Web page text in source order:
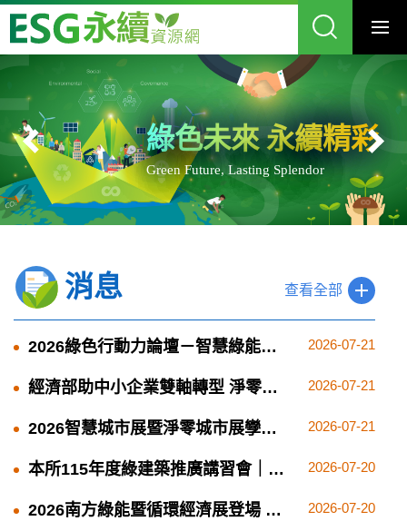
ESG
永
跳
到
塊
綠色未來 永續精彩
Green Future, Lasting Splendor
聯合國永續發展目標 SDGs
上市櫃公司永續金融
經濟部推動2050淨零排放
淨零排放輔導、淨零案例、企業淨零手冊
製造業碳盤查、淨零、節能
企業減碳一起來、共創美好的未來
CBMA碳邊境調整機制
國貿署手把手申報教學專區
食衣住行育樂購行為與消費模
式改變
改變小小的生活習慣、創造大大的綠色生活未來
實現校園SDGs永續
消息 查看全部
2026綠色行動力論壇－智慧綠能新
2026-07-21
經濟部助中小企業雙軸轉型 淨零城
響
2026-07-21
2026智慧城市展暨淨零城市展孿生
重點與產業趨勢
2026-07-21
本所115年度綠建築推廣講習會｜講
2026-07-20
2026南方綠能暨循環經濟展登場 內
2026-07-20